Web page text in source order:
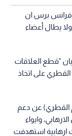
فرانس برس ان
يطال أعضاء
"قطع العلاقات
على اتخاذ
القطري) عن دعم
وايواء
ارهابية استهدفت